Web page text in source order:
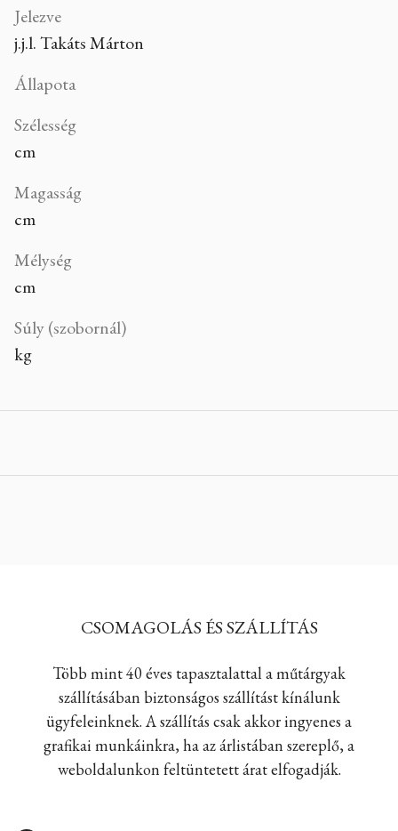
Jelezve
j.j.l. Takáts Márton
Állapota
Szélesség
cm
Magasság
cm
Mélység
cm
Súly (szobornál)
kg
CSOMAGOLÁS ÉS SZÁLLÍTÁS
Több mint 40 éves tapasztalattal a műtárgyak
szállításában biztonságos szállítást kínálunk
ügyfeleinknek. A szállítás csak akkor ingyenes a
grafikai munkáinkra, ha az árlistában szereplő, a
weboldalunkon feltüntetett árat elfogadják.